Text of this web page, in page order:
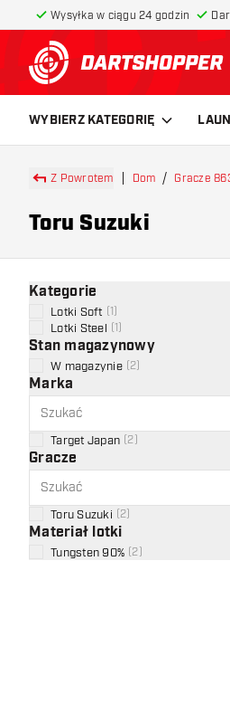
Wysyłka w ciągu 24 godzin
powrót do
WYBIERZ KATEGORIĘ
Z Powrotem Dom Gracze
Toru Suzuki
Kategorie
Lotki Soft 1
Lotki Steel 1
Stan magazynowy
W magazynie 2
Marka
Target Japan 2
Gracze
Toru Suzuki 2
Materiał lotki
Tungsten 90% 2